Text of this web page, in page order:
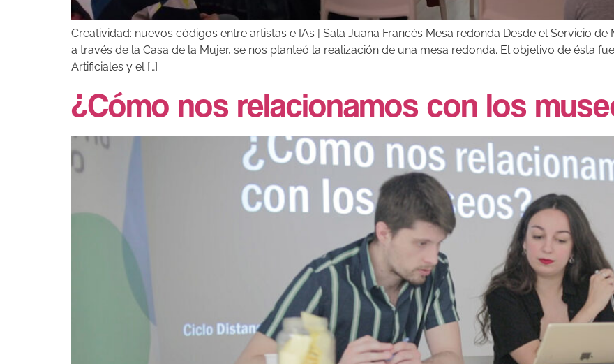
Creatividad: nuevos códigos entre artistas e IAs | Sala Juana Francés Mesa redonda Desde el Servicio
a través de la Casa de la Mujer, se nos planteó la realización de una mesa redonda. El objetivo de ésta
Artificiales y el […]
¿Cómo nos relacionamos con los